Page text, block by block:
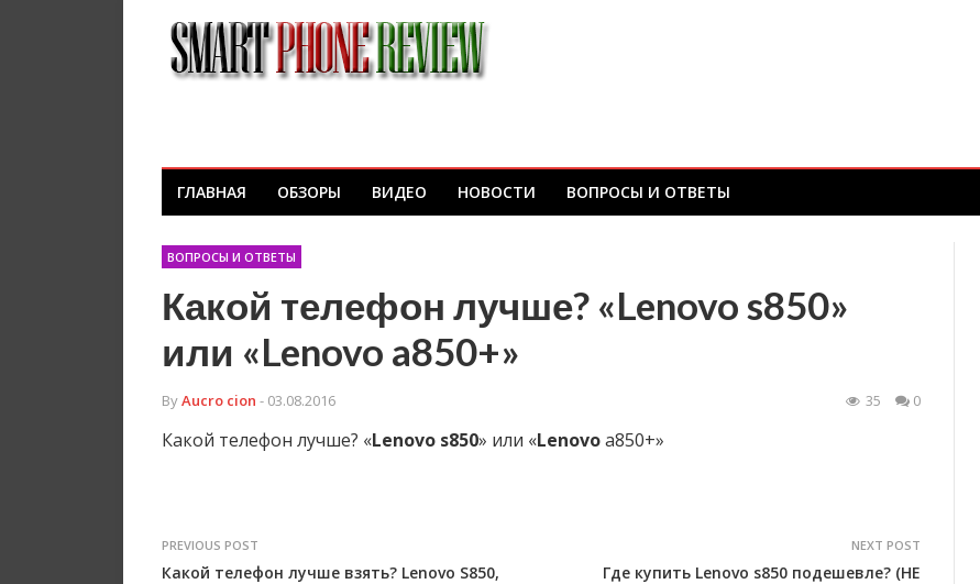
ГЛАВНАЯ ОБЗОРЫ ВИДЕО НОВОСТИ ВОПРОСЫ И ОТВЕТЫ
ВОПРОСЫ И ОТВЕТЫ
Какой телефон лучше? «Lenovo s850»
или «Lenovo a850+»
ByAucro cion - 03.08.2016 35 0
Какой телефон лучше? «Lenovo s850» или «Lenovoa850+»
PREVIOUS POST
Какой телефон лучше взять? Lenovo S850,
NEXT POST
Где купить Lenovo s850 подешевле? (НЕ